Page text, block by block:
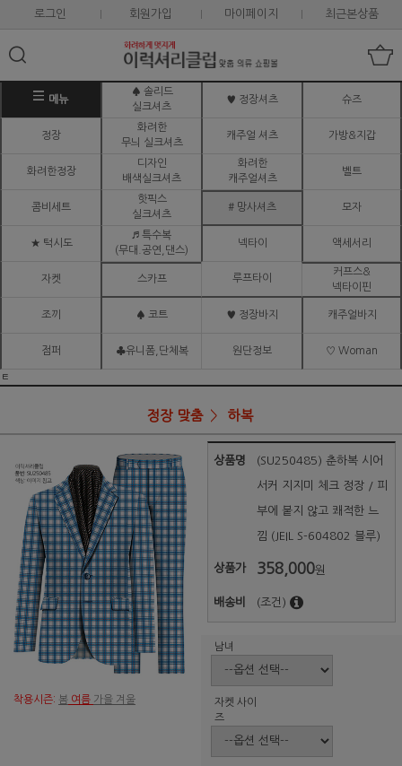
로그인 회원가입 마이페이지 최근본상품
메뉴
♠ 솔리드
실크셔츠
♥ 정장셔츠 슈즈
정장
화려한
무늬 실크셔츠
캐주얼 셔츠 가방&지갑
화려한정장
디자인
배색실크셔츠
화려한
캐주얼셔츠
벨트
콤비세트
핫픽스
실크셔츠
# 망사셔츠 모자
★ 턱시도
♬ 특수복
(무대.공연,댄스)
넥타이 액세서리
자켓 스카프 루프타이
커프스&
넥타이핀
조끼 ♠ 코트 ♥ 정장바지 캐주얼바지
점퍼 ♣유니폼,단체복 원단정보 ♡ Woman
ㅌ
정장 맞춤 하복
착용시즌: 봄 여름 가을 겨울
상품명 (SU250485) 춘하복 시어
서커 지지미 체크 정장 / 피
부에 붙지 않고 쾌적한 느
낌 (JEIL S-604802 블루)
상품가 358,000원
배송비 (조건)
남녀
자켓 사이
즈